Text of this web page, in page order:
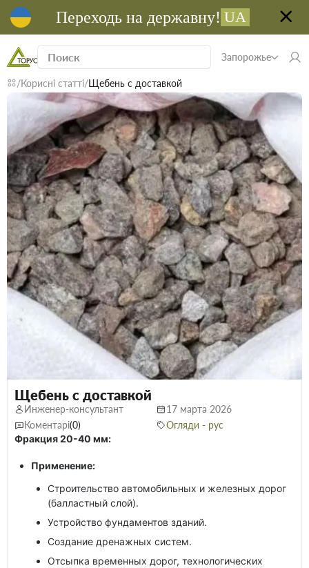
Переходь на державну! UA
Запорожье
Корисні статті Щебень с доставкой
Щебень с доставкой
Инженер-консультант
17 марта 2026
Коментарі(0)
Огляди - рус
Фракция 20-40 мм:
Применение:
Строительство автомобильных и железных дорог
(балластный слой).
Устройство фундаментов зданий.
Создание дренажных систем.
Отсыпка временных дорог, технологических